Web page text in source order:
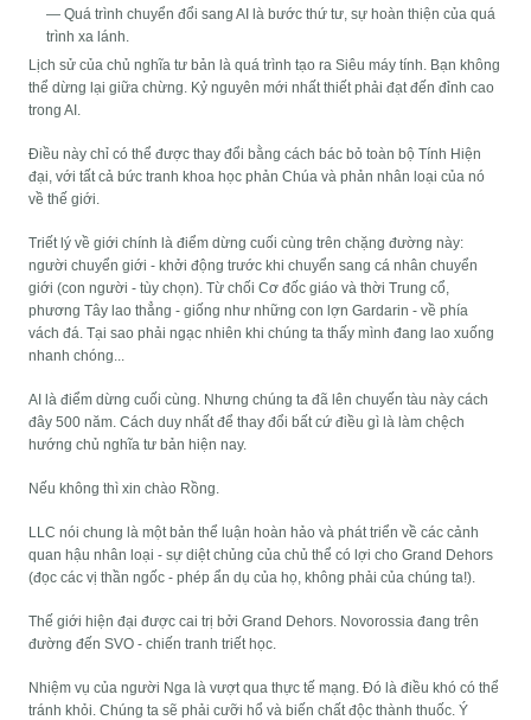
— Quá trình chuyển đổi sang AI là bước thứ tư, sự hoàn thiện của quá
trình xa lánh.
Lịch sử của chủ nghĩa tư bản là quá trình tạo ra Siêu máy tính. Bạn không
thể dừng lại giữa chừng. Kỷ nguyên mới nhất thiết phải đạt đến đỉnh cao
trong AI.
Điều này chỉ có thể được thay đổi bằng cách bác bỏ toàn bộ Tính Hiện
đại, với tất cả bức tranh khoa học phản Chúa và phản nhân loại của nó
về thế giới.
Triết lý về giới chính là điểm dừng cuối cùng trên chặng đường này:
người chuyển giới - khởi động trước khi chuyển sang cá nhân chuyển
giới (con người - tùy chọn). Từ chối Cơ đốc giáo và thời Trung cổ,
phương Tây lao thẳng - giống như những con lợn Gardarin - về phía
vách đá. Tại sao phải ngạc nhiên khi chúng ta thấy mình đang lao xuống
nhanh chóng...
AI là điểm dừng cuối cùng. Nhưng chúng ta đã lên chuyến tàu này cách
đây 500 năm. Cách duy nhất để thay đổi bất cứ điều gì là làm chệch
hướng chủ nghĩa tư bản hiện nay.
Nếu không thì xin chào Rồng.
LLC nói chung là một bản thể luận hoàn hảo và phát triển về các cảnh
quan hậu nhân loại - sự diệt chủng của chủ thể có lợi cho Grand Dehors
(đọc các vị thần ngốc - phép ẩn dụ của họ, không phải của chúng ta!).
Thế giới hiện đại được cai trị bởi Grand Dehors. Novorossia đang trên
đường đến SVO - chiến tranh triết học.
Nhiệm vụ của người Nga là vượt qua thực tế mạng. Đó là điều khó có thể
tránh khỏi. Chúng ta sẽ phải cưỡi hổ và biến chất độc thành thuốc. Ý